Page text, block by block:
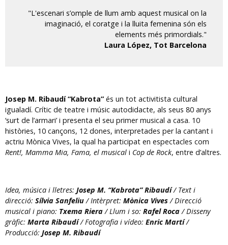
"L'escenari s’omple de llum amb aquest musical on la
imaginació, el coratge i la lluita femenina són els
elements més primordials."
Laura López, Tot Barcelona
Josep M. Ribaudí “Kabrota”és un tot activitista cultural
igualadí. Crític de teatre i músic autodidacte, als seus 80 anys
‘surt de l’armari’ i presenta el seu primer musical a casa. 10
històries, 10 cançons, 12 dones, interpretades per la cantant i
actriu Mònica Vives, la qual ha participat en espectacles com
Rent!, Mamma Mia, Fama, el musical i Cop de Rock, entre d’altres.
Idea, música i lletres: Josep M. “Kabrota” Ribaudí/ Text i
direcció: Sílvia Sanfeliu/ Intèrpret: Mònica Vives/ Direcció
musical i piano: Txema Riera/ Llum i so: Rafel Roca/ Disseny
gràfic: Marta Ribaudí/ Fotografia i vídeo: Enric Martí/
Producció: Josep M. Ribaudí